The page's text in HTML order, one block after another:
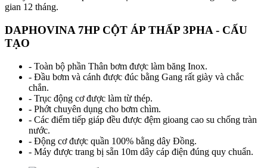
gian 12 tháng.
DAPHOVINA 7HP CỘT ÁP THẤP 3PHA - CẤU
TẠO
- Toàn bộ phần Thân bơm được làm băng Inox.
- Đầu bơm và cánh được đúc bằng Gang rất giày và chắc
chắn.
- Trục động cơ được làm từ thép.
- Phớt chuyên dụng cho bơm chìm.
- Các điểm tiếp giáp đều được đệm gioang cao su chống tràn
nước.
- Động cơ được quần 100% bằng dây Đồng.
- Máy được trang bị sẵn 10m dây cáp điện đúng quy chuẩn.